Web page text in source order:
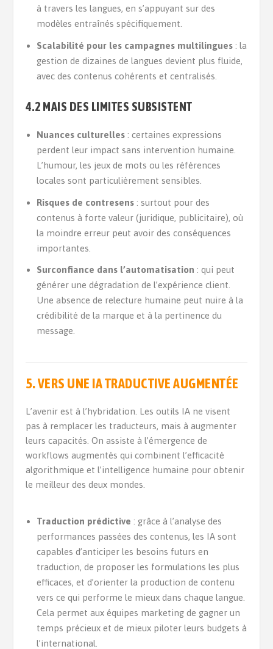
à travers les langues, en s’appuyant sur des
modèles entraînés spécifiquement.
Scalabilité pour les campagnes multilingues: la
gestion de dizaines de langues devient plus fluide,
avec des contenus cohérents et centralisés.
4.2 MAIS DES LIMITES SUBSISTENT
Nuances culturelles: certaines expressions
perdent leur impact sans intervention humaine.
L’humour, les jeux de mots ou les références
locales sont particulièrement sensibles.
Risques de contresens: surtout pour des
contenus à forte valeur (juridique, publicitaire), où
la moindre erreur peut avoir des conséquences
importantes.
Surconfiance dans l’automatisation : qui peut
générer une dégradation de l’expérience client.
Une absence de relecture humaine peut nuire à la
crédibilité de la marque et à la pertinence du
message.
5. VERS UNE IA TRADUCTIVE AUGMENTÉE
L’avenir est à l’hybridation. Les outils IA ne visent
pas à remplacer les traducteurs, mais à augmenter
leurs capacités. On assiste à l’émergence de
workflows augmentés qui combinent l’efficacité
algorithmique et l’intelligence humaine pour obtenir
le meilleur des deux mondes.
Traduction prédictive : grâce à l’analyse des
performances passées des contenus, les IA sont
capables d’anticiper les besoins futurs en
traduction, de proposer les formulations les plus
efficaces, et d’orienter la production de contenu
vers ce qui performe le mieux dans chaque langue.
Cela permet aux équipes marketing de gagner un
temps précieux et de mieux piloter leurs budgets à
l’international.